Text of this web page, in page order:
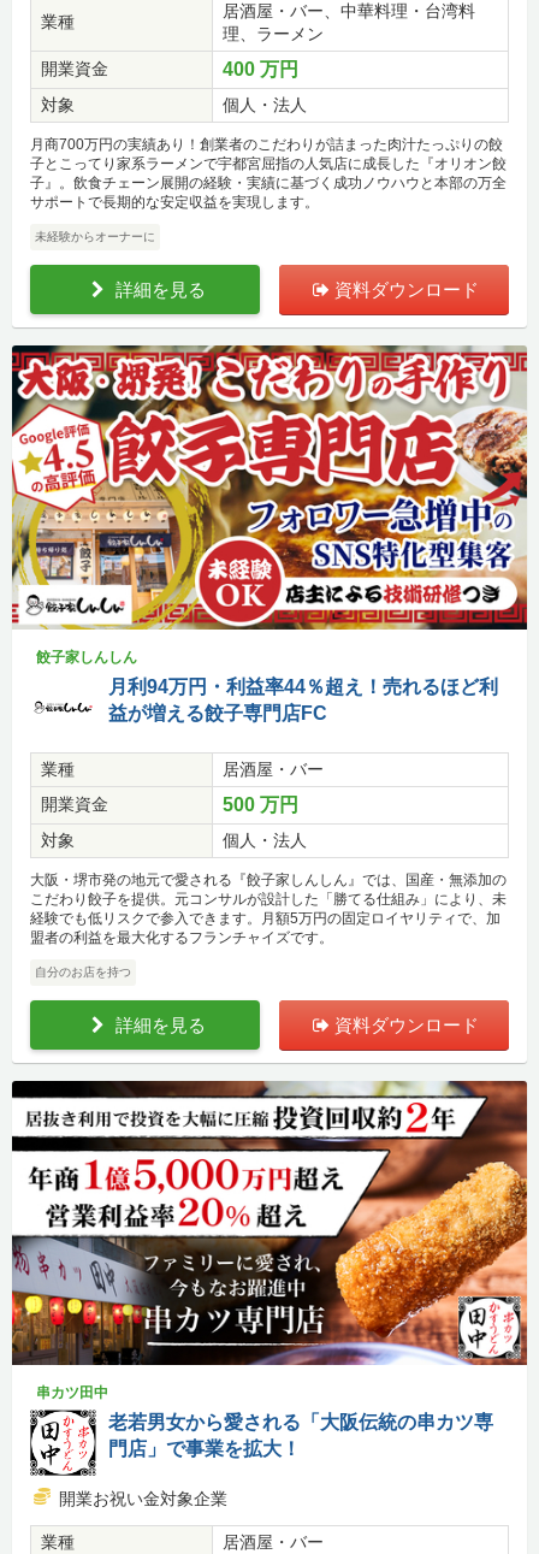
業種
居酒屋・バー、中華料理・台湾料
理、ラーメン
開業資金
400 万円
対象 個人・法人
月商700万円の実績あり！創業者のこだわりが詰まった肉汁たっぷりの餃
子とこってり家系ラーメンで宇都宮屈指の人気店に成長した『オリオン餃
子』。飲食チェーン展開の経験・実績に基づく成功ノウハウと本部の万全
サポートで長期的な安定収益を実現します。
未経験からオーナーに
詳細を見る 資料ダウンロード
餃子家しんしん
月利94万円・利益率44％超え！売れるほど利
益が増える餃子専門店FC
業種
居酒屋・バー
開業資金
500 万円
対象 個人・法人
大阪・堺市発の地元で愛される『餃子家しんしん』では、国産・無添加の
こだわり餃子を提供。元コンサルが設計した「勝てる仕組み」により、未
経験でも低リスクで参入できます。月額5万円の固定ロイヤリティで、加
盟者の利益を最大化するフランチャイズです。
自分のお店を持つ
詳細を見る 資料ダウンロード
串カツ田中
老若男女から愛される「大阪伝統の串カツ専
門店」で事業を拡大！
開業お祝い金対象企業
業種
居酒屋・バー